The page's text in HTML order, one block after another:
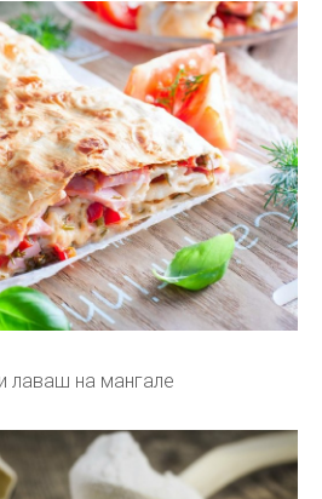
лаваш на мангале